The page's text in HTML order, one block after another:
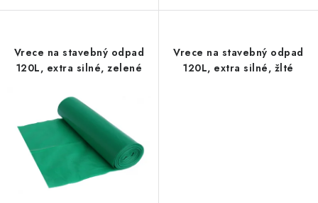
Vrece na stavebný odpad
120L, extra silné, zelené
Vrece na stavebný odpad
120L, extra silné, žlté